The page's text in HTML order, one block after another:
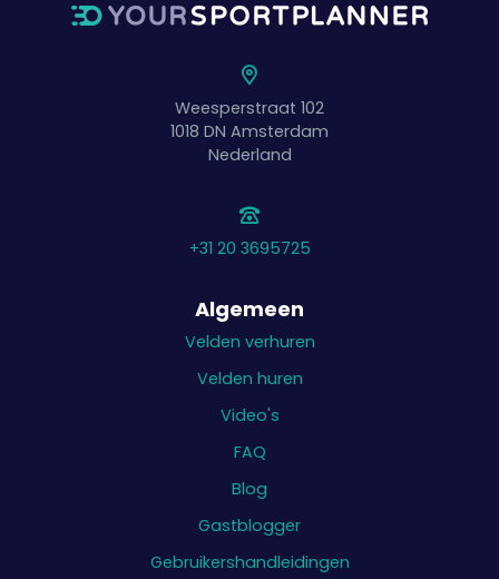
Weesperstraat 102
1018 DN Amsterdam
Nederland
+31 20 3695725
Algemeen
Velden verhuren
Velden huren
Video's
FAQ
Blog
Gastblogger
Gebruikershandleidingen